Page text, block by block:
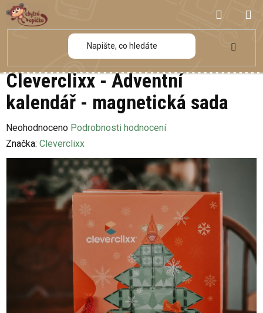
Přejít
na
obsah
KOŠÍK
Cleverclixx - Adventní
kalendář - magnetická sada
Průměrné
hodnocení
produktu
0,0
z
Neohodnoceno Podrobnosti hodnocení
Značka: Cleverclixx